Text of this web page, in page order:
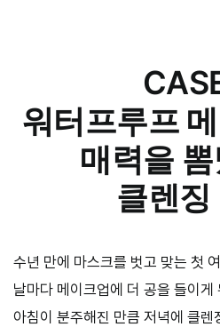
워터프루프
매력을
클렌징
수년 만에 마스크를 벗고 맞는 첫
날마다 메이크업에 더 공을 들이게
아침이 분주해진 만큼 저녁에 클렌